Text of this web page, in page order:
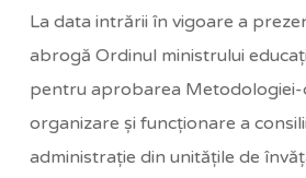
La data intrării în vigoare a
abrogă Ordinul ministrului
pentru aprobarea Metodologiei-
organizare şi funcţionare a
administraţie din unităţile de